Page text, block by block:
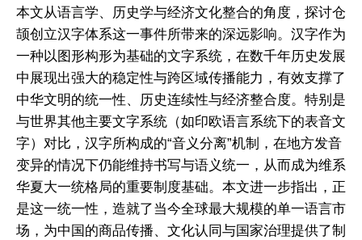
本文从语言学、历史学与经济文化整合的角度，探讨仓
颉创立汉字体系这一事件所带来的深远影响。汉字作为
一种以图形构形为基础的文字系统，在数千年历史发展
中展现出强大的稳定性与跨区域传播能力，有效支撑了
中华文明的统一性、历史连续性与经济整合度。特别是
与世界其他主要文字系统（如印欧语言系统下的表音文
字）对比，汉字所构成的“音义分离”机制，在地方发音
变异的情况下仍能维持书写与语义统一，从而成为维系
华夏大一统格局的重要制度基础。本文进一步指出，正
是这一统一性，造就了当今全球最大规模的单一语言市
场，为中国的商品传播、文化认同与国家治理提供了制